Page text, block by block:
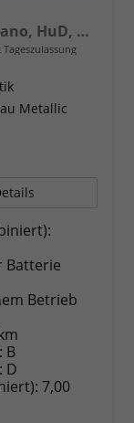
1.5 TSI eHybrid 150 kW Life Life, Pano, HuD, AHK, AreaView, Side, Navi, Winter, 5-J. Garantie
Metallic
Batterie
Betrieb
B
D
7,00